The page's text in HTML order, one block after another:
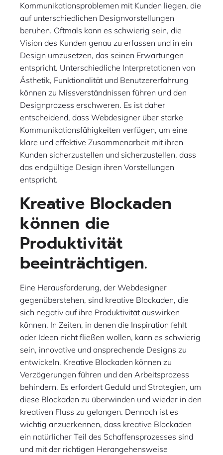
Kommunikationsproblemen mit Kunden liegen, die
auf unterschiedlichen Designvorstellungen
beruhen. Oftmals kann es schwierig sein, die
Vision des Kunden genau zu erfassen und in ein
Design umzusetzen, das seinen Erwartungen
entspricht. Unterschiedliche Interpretationen von
Ästhetik, Funktionalität und Benutzererfahrung
können zu Missverständnissen führen und den
Designprozess erschweren. Es ist daher
entscheidend, dass Webdesigner über starke
Kommunikationsfähigkeiten verfügen, um eine
klare und effektive Zusammenarbeit mit ihren
Kunden sicherzustellen und sicherzustellen, dass
das endgültige Design ihren Vorstellungen
entspricht.
Kreative Blockaden
können die
Produktivität
beeinträchtigen.
Eine Herausforderung, der Webdesigner
gegenüberstehen, sind kreative Blockaden, die
sich negativ auf ihre Produktivität auswirken
können. In Zeiten, in denen die Inspiration fehlt
oder Ideen nicht fließen wollen, kann es schwierig
sein, innovative und ansprechende Designs zu
entwickeln. Kreative Blockaden können zu
Verzögerungen führen und den Arbeitsprozess
behindern. Es erfordert Geduld und Strategien, um
diese Blockaden zu überwinden und wieder in den
kreativen Fluss zu gelangen. Dennoch ist es
wichtig anzuerkennen, dass kreative Blockaden
ein natürlicher Teil des Schaffensprozesses sind
und mit der richtigen Herangehensweise